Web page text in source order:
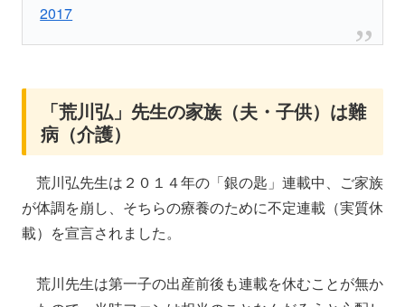
2017
「荒川弘」先生の家族（夫・子供）は難
病（介護）
荒川弘先生は２０１４年の「銀の匙」連載中、ご家族
が体調を崩し、そちらの療養のために不定連載（実質休
載）を宣言されました。
荒川先生は第一子の出産前後も連載を休むことが無か